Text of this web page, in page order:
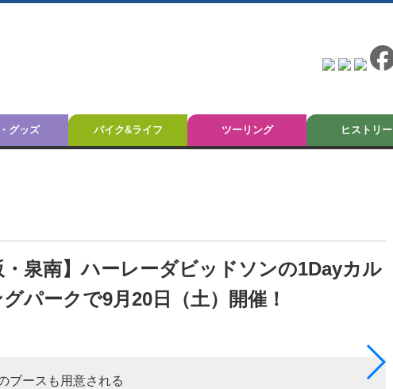
グッズ バイク&ライフ ツーリング ヒストリー
泉南】ハーレーダビッドソンの1Dayカル
パークで9月20日（土）開催！
ブースも用意される